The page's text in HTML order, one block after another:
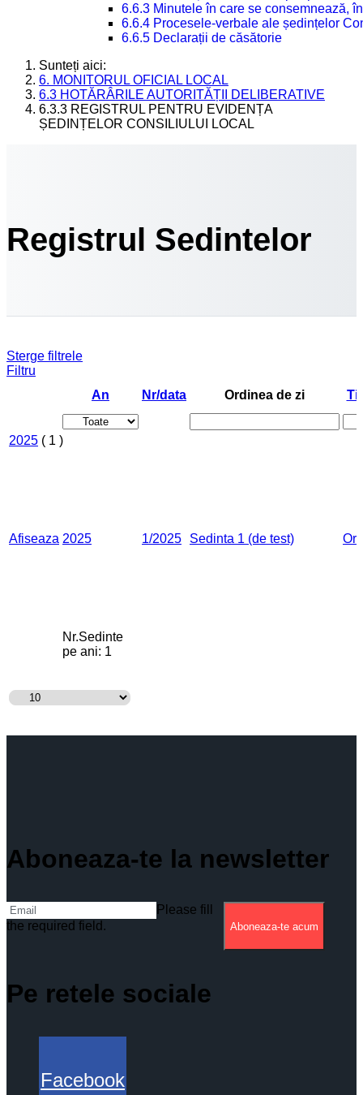
6.6.3 Minutele în care se consemnează,
6.6.4 Procesele-verbale ale ședințelor
6.6.5 Declarații de căsătorie
Sunteți aici:
6. MONITORUL OFICIAL LOCAL
6.3 HOTĂRÂRILE AUTORITĂȚII DELIBERATIVE
6.3.3 REGISTRUL PENTRU EVIDENȚA
ȘEDINȚELOR CONSILIULUI LOCAL
Registrul Sedintelor
Sterge filtrele
Filtru
An
Nr/data Ordinea de zi
2025 ( 1 )
Afiseaza 2025 1/2025 Sedinta 1 (de test)
Nr.Sedinte
pe ani: 1
Aboneaza-te la newsletter
Please fill
the required field.
Aboneaza-te acum
Pe retele sociale
Facebook